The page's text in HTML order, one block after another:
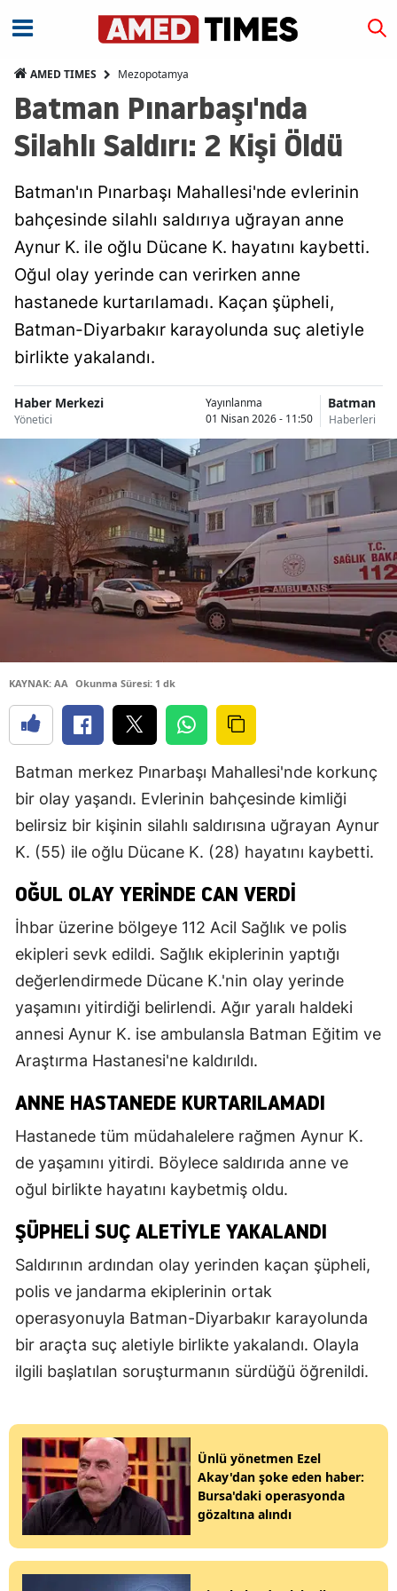
AMED TIMES Mezopotamya
Batman Pınarbaşı'nda
Silahlı Saldırı: 2 Kişi Öldü
Batman'ın Pınarbaşı Mahallesi'nde evlerinin
bahçesinde silahlı saldırıya uğrayan anne
Aynur K. ile oğlu Dücane K. hayatını kaybetti.
Oğul olay yerinde can verirken anne
hastanede kurtarılamadı. Kaçan şüpheli,
Batman-Diyarbakır karayolunda suç aletiyle
birlikte yakalandı.
Haber Merkezi
Yönetici
Yayınlanma
01 Nisan 2026 - 11:50
Batman
Haberleri
KAYNAK: AA Okunma Süresi: 1 dk
Batman merkez Pınarbaşı Mahallesi'nde korkunç
bir olay yaşandı. Evlerinin bahçesinde kimliği
belirsiz bir kişinin silahlı saldırısına uğrayan Aynur
K. (55) ile oğlu Dücane K. (28) hayatını kaybetti.
OĞUL OLAY YERINDE CAN VERDI
İhbar üzerine bölgeye 112 Acil Sağlık ve polis
ekipleri sevk edildi. Sağlık ekiplerinin yaptığı
değerlendirmede Dücane K.'nin olay yerinde
yaşamını yitirdiği belirlendi. Ağır yaralı haldeki
annesi Aynur K. ise ambulansla Batman Eğitim ve
Araştırma Hastanesi'ne kaldırıldı.
ANNE HASTANEDE KURTARILAMADI
Hastanede tüm müdahalelere rağmen Aynur K.
de yaşamını yitirdi. Böylece saldırıda anne ve
oğul birlikte hayatını kaybetmiş oldu.
ŞÜPHELI SUÇ ALETIYLE YAKALANDI
Saldırının ardından olay yerinden kaçan şüpheli,
polis ve jandarma ekiplerinin ortak
operasyonuyla Batman-Diyarbakır karayolunda
bir araçta suç aletiyle birlikte yakalandı. Olayla
ilgili başlatılan soruşturmanın sürdüğü öğrenildi.
Ünlü yönetmen Ezel
Akay'dan şoke eden haber:
Bursa'daki operasyonda
gözaltına alındı